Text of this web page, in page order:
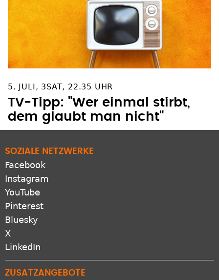
5. JULI, 3SAT, 22.35 UHR
TV-Tipp: "Wer einmal stirbt,
dem glaubt man nicht"
SOZIALE NETZWERKE
Facebook
Instagram
YouTube
Pinterest
Bluesky
X
LinkedIn
ZUSATZANGEBOTE